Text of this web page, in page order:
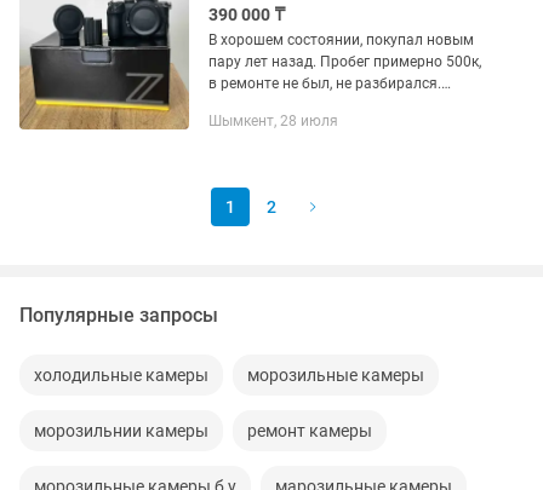
390 000 ₸
В хорошем состоянии, покупал новым
пару лет назад. Пробег примерно 500к,
в ремонте не был, не разбирался.
запасной аккумулятор в подарок. Цена
Шымкент, 28 июля
1 2
Популярные запросы
холодильные камеры морозильные камеры
морозильнии камеры ремонт камеры